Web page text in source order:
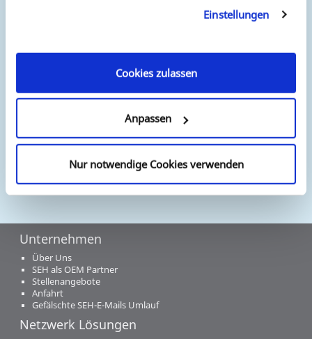
Dienste gesammelt haben. Sie geben Einwilligung zu
unseren Cookies, wenn Sie unsere Webseite weiterhin
Einstellungen
Cookies zulassen
Anpassen
Nur notwendige Cookies verwenden
SEH arbeitet mit vielen Distributoren und Fachhändlern
internationalen Händler besuchen Sie unsere
"Bezugsquellen".
Unternehmen
Über Uns
SEH als OEM Partner
Stellenangebote
Anfahrt
Gefälschte SEH-E-Mails Umlauf
Netzwerk Lösungen